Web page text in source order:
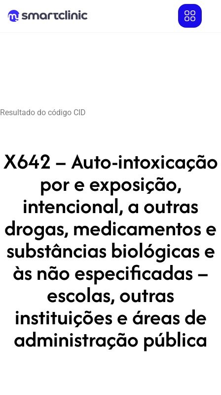
Resultado do código CID
X642 – Auto-intoxicação
por e exposição,
intencional, a outras
drogas, medicamentos e
substâncias biológicas e
às não especificadas –
escolas, outras
instituições e áreas de
administração pública